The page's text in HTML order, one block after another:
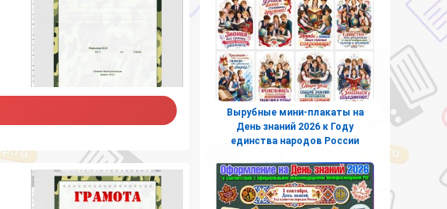
Вырубные мини-плакаты на
День знаний 2026 к Году
единства народов России